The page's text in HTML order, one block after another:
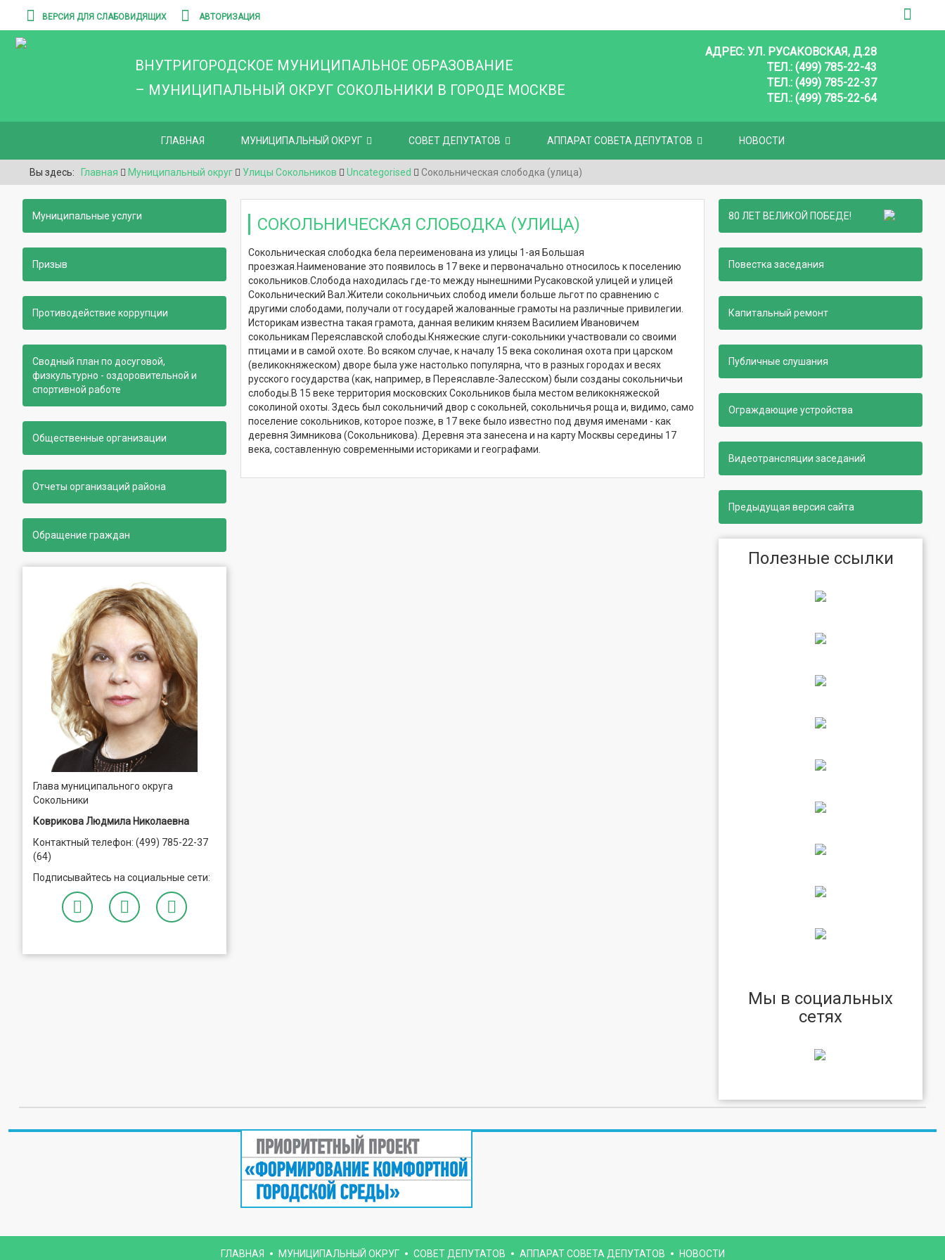
ВЕРСИЯ ДЛЯ СЛАБОВИДЯЩИХ АВТОРИЗАЦИЯ
ВНУТРИГОРОДСКОЕ МУНИЦИПАЛЬНОЕ ОБРАЗОВАНИЕ
– МУНИЦИПАЛЬНЫЙ ОКРУГ СОКОЛЬНИКИ В ГОРОДЕ МОСКВЕ
АДРЕС: УЛ. РУСАКОВСКАЯ, Д.28
ТЕЛ.: (499) 785-22-43
ТЕЛ.: (499) 785-22-37
ТЕЛ.: (499) 785-22-64
ГЛАВНАЯ МУНИЦИПАЛЬНЫЙ ОКРУГ СОВЕТ ДЕПУТАТОВ АППАРАТ СОВЕТА ДЕПУТАТОВ НОВОСТИ
Вы здесь: Главная Муниципальный округ Улицы Сокольников Uncategorised Сокольническая слободка (улица)
Муниципальные услуги
Призыв
Противодействие коррупции
Сводный план по досуговой,
физкультурно - оздоровительной и
спортивной работе
Общественные организации
Отчеты организаций района
Обращение граждан
Глава муниципального округа
Сокольники
Коврикова Людмила Николаевна
Контактный телефон: (499) 785-22-37
(64)
Подписывайтесь на социальные сети:
СОКОЛЬНИЧЕСКАЯ СЛОБОДКА (УЛИЦА)
Сокольническая слободка бела переименована из улицы 1-ая Большая
проезжая. Наименование это появилось в 17 веке и первоначально относилось к поселению
сокольников. Слобода находилась где-то между нынешними Русаковской улицей и улицей
Сокольнический Вал. Жители сокольничьих слобод имели больше льгот по сравнению с
другими слободами, получали от государей жалованные грамоты на различные привилегии.
Историкам известна такая грамота, данная великим князем Василием Ивановичем
сокольникам Переяславской слободы. Княжеские слуги-сокольники участвовали со своими
птицами и в самой охоте. Во всяком случае, к началу 15 века соколиная охота при царском
(великокняжеском) дворе была уже настолько популярна, что в разных городах и весях
русского государства (как, например, в Переяславле-Залесском) были созданы сокольничьи
слободы. В 15 веке территория московских Сокольников была местом великокняжеской
соколиной охоты. Здесь был сокольничий двор с сокольней, сокольничья роща и, видимо, само
поселение сокольников, которое позже, в 17 веке было известно под двумя именами - как
деревня Зимникова (Сокольникова). Деревня эта занесена и на карту Москвы середины 17
века, составленную современными историками и географами.
80 ЛЕТ ВЕЛИКОЙ ПОБЕДЕ!
Повестка заседания
Капитальный ремонт
Публичные слушания
Ограждающие устройства
Видеотрансляции заседаний
Предыдущая версия сайта
Полезные ссылки
Мы в социальных
сетях
ГЛАВНАЯ МУНИЦИПАЛЬНЫЙ ОКРУГ СОВЕТ ДЕПУТАТОВ АППАРАТ СОВЕТА ДЕПУТАТОВ НОВОСТИ